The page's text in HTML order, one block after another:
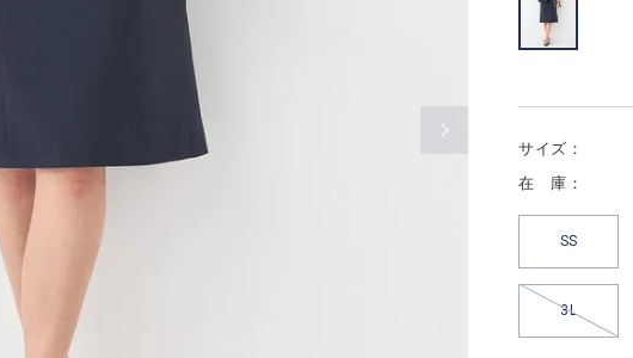
サイズ：
在 庫：
SS
3L